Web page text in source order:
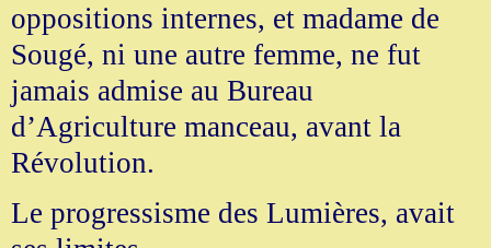
oppositions internes, et madame de
Sougé, ni une autre femme, ne fut
jamais admise au Bureau
d’Agriculture manceau, avant la
Révolution.
Le progressisme des Lumières, avait